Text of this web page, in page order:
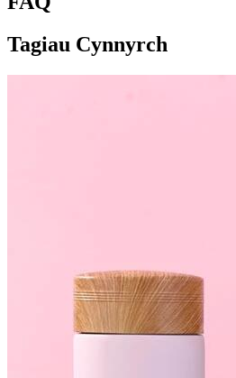
Tagiau Cynnyrch